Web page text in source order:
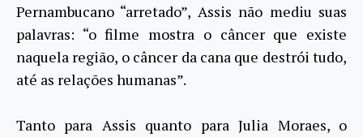
Pernambucano “arretado”, Assis não mediu suas
palavras: “o filme mostra o câncer que existe
naquela região, o câncer da cana que destrói tudo,
até as relações humanas”.
Tanto para Assis quanto para Julia Moraes, o